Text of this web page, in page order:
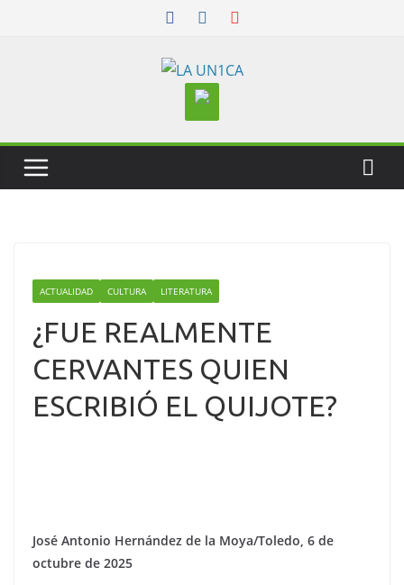
ACTUALIDAD CULTURA LITERATURA
¿FUE REALMENTE
CERVANTES QUIEN
ESCRIBIÓ EL QUIJOTE?
José Antonio Hernández de la Moya/Toledo, 6 de
octubre de 2025